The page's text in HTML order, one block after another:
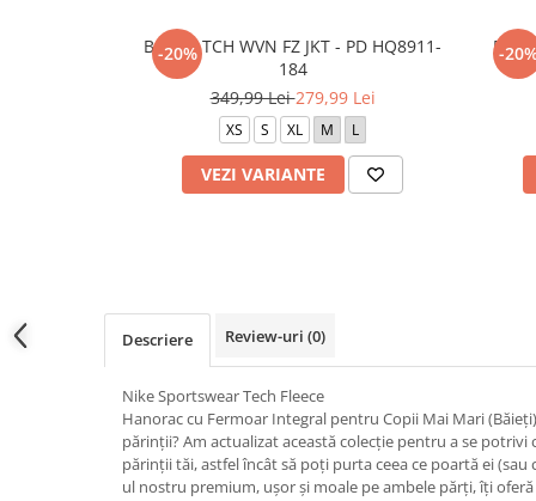
-20%
B NSW TCH WVN FZ JKT - PD HQ8911-
184
349,99 Lei279,99 Lei
XS S XL M L
VEZI VARIANTE
-
B
Descriere Review-uri (0)
Nike Sportswear Tech Fleece
Hanorac cu Fermoar Integral pentru Copii Mai Mari
părinții? Am actualizat această colecție pentru a se potrivi
părinții tăi, astfel încât să poți purta ceea ce poartă ei (sau
ul nostru premium, ușor și moale pe ambele părți, îți